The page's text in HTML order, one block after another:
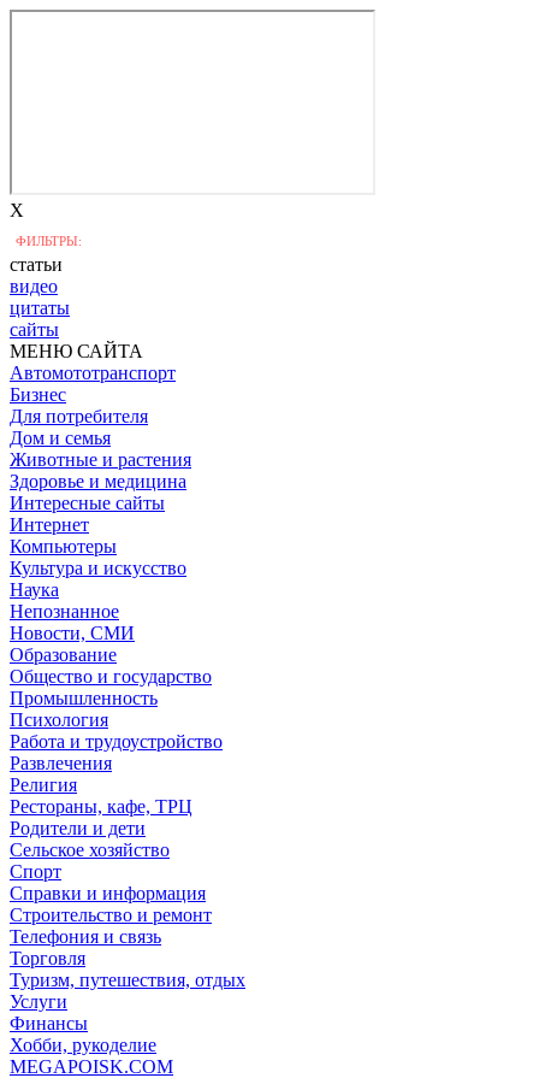
X
ФИЛЬТРЫ:
статьи
видео
цитаты
сайты
МЕНЮ САЙТА
Автомототранспорт
Бизнес
Для потребителя
Дом и семья
Животные и растения
Здоровье и медицина
Интересные сайты
Интернет
Компьютеры
Культура и искусство
Наука
Непознанное
Новости, СМИ
Образование
Общество и государство
Промышленность
Психология
Работа и трудоустройство
Развлечения
Религия
Рестораны, кафе, ТРЦ
Родители и дети
Сельское хозяйство
Спорт
Справки и информация
Строительство и ремонт
Телефония и связь
Торговля
Туризм, путешествия, отдых
Услуги
Финансы
Хобби, рукоделие
MEGAPOISK.COM